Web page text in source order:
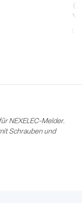
NEXELEC-Melder.
Schrauben und